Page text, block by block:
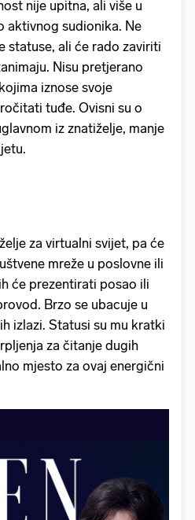
nije upitna, ali više u
aktivnog sudionika. Ne
statuse, ali će rado zaviriti
Nisu pretjerano
iznose svoje
tuđe. Ovisni su o
iz znatiželje, manje
za virtualni svijet, pa će
mreže u poslovne ili
će prezentirati posao ili
Brzo se ubacuje u
izlazi. Statusi su mu kratki
za čitanje dugih
mjesto za ovaj energični